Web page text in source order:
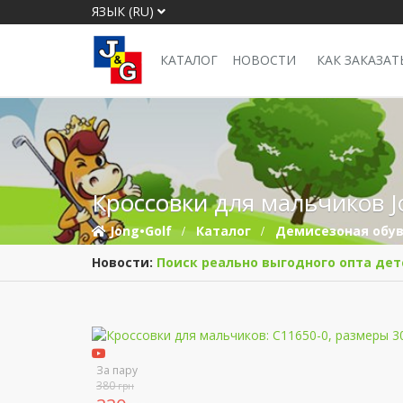
ЯЗЫК (RU)
КАТАЛОГ НОВОСТИ КАК
Кроссовки для мальчиков
Jong•Golf Каталог Демисезоная
Новости: Поиск реально выгодного опта
За пару
380грн